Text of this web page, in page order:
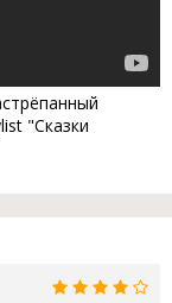
"Сказки